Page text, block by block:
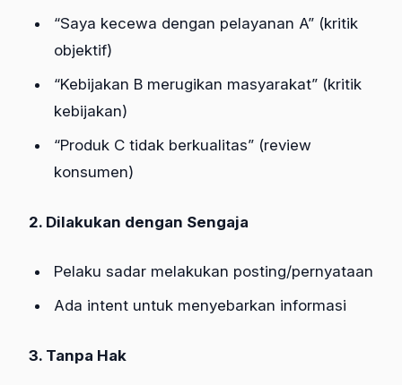
“Saya kecewa dengan pelayanan A” (kritik
objektif)
“Kebijakan B merugikan masyarakat” (kritik
kebijakan)
“Produk C tidak berkualitas” (review
konsumen)
2. Dilakukan dengan Sengaja
Pelaku sadar melakukan posting/pernyataan
Ada intent untuk menyebarkan informasi
3. Tanpa Hak